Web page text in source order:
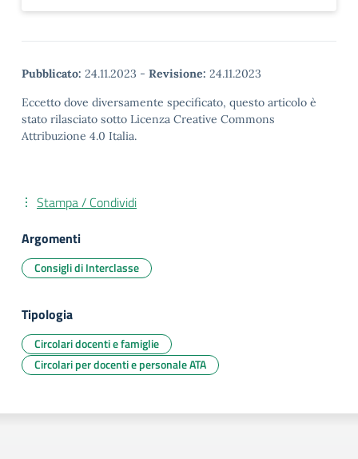
Pubblicato: 24.11.2023 - Revisione: 24.11.2023
Eccetto dove diversamente specificato, questo articolo è
stato rilasciato sotto Licenza Creative Commons
Attribuzione 4.0 Italia.
Stampa / Condividi
Argomenti
Consigli di Interclasse
Tipologia
Circolari docenti e famiglie
Circolari per docenti e personale ATA